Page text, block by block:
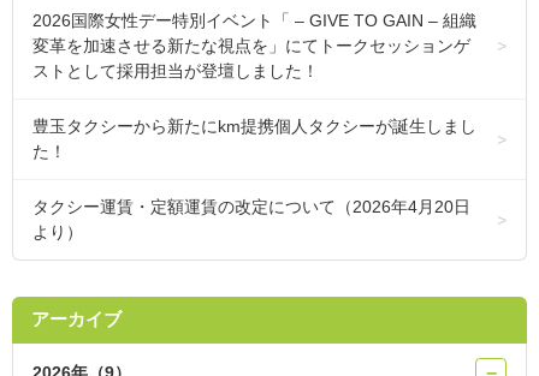
2026国際女性デー特別イベント「 – GIVE TO GAIN – 組織
変革を加速させる新たな視点を」にてトークセッションゲ
ストとして採用担当が登壇しました！
豊玉タクシーから新たにkm提携個人タクシーが誕生しまし
た！
タクシー運賃・定額運賃の改定について（2026年4月20日
より）
アーカイブ